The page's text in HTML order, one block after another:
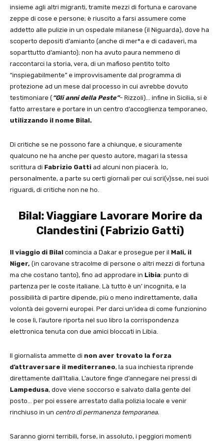
insieme agli altri migranti, tramite mezzi di fortuna e carovane
zeppe di cose e persone; è riuscito a farsi assumere come
addetto alle pulizie in un ospedale milanese (il Niguarda), dove ha
scoperto depositi d’amianto (anche di mer*a e di cadaveri, ma
soparttutto d’amianto); non ha avuto paura nemmeno di
raccontarci la storia, vera, di un mafioso pentito tolto
“inspiegabilmente” e improvvisamente dal programma di
protezione ad un mese dal processo in cui avrebbe dovuto
testimoniare (“Gli anni della Peste”– Rizzoli)… infine in Sicilia, si è
fatto arrestare e portare in un centro d’accoglienza temporaneo,
utilizzando il nome Bilal.
Di critiche se ne possono fare a chiunque, e sicuramente
qualcuno ne ha anche per questo autore, magari la stessa
scrittura di Fabrizio Gatti ad alcuni non piacerà. Io,
personalmente, a parte su certi giornali per cui scri(v)sse, nei suoi
riguardi, di critiche non ne ho.
Bilal: Viaggiare Lavorare Morire da
Clandestini (Fabrizio Gatti)
Il viaggio di Bilal comincia a Dakar e prosegue per il Mali, il
Niger, (in carovane stracolme di persone o altri mezzi di fortuna
ma che costano tanto), fino ad approdare in Libia: punto di
partenza per le coste italiane. Là tutto è un’ incognita, e la
possibilità di partire dipende, più o meno indirettamente, dalla
volontà dei governi europei. Per darci un’idea di come funzionino
le cose lì, l’autore riporta nel suo libro la corrispondenza
elettronica tenuta con due amici bloccati in Libia.
Il giornalista ammette di non aver trovato la forza
d’attraversare il mediterraneo, la sua inchiesta riprende
direttamente dall’Italia. L’autore finge d’annegare nei pressi di
Lampedusa, dove viene soccorso e salvato dalla gente del
posto… per poi essere arrestato dalla polizia locale e venir
rinchiuso in un centro di permanenza temporanea.
Saranno giorni terribili, forse, in assoluto, i peggiori momenti